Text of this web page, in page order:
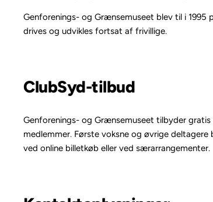
Genforenings- og Grænsemuseet blev til i 1995
drives og udvikles fortsat af frivillige.
ClubSyd-tilbud
Genforenings- og Grænsemuseet tilbyder
medlemmer. Første voksne og øvrige deltagere
ved online billetkøb eller ved særarrangementer.